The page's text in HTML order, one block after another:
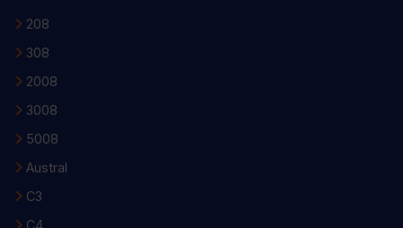
208
308
2008
3008
5008
Austral
C3